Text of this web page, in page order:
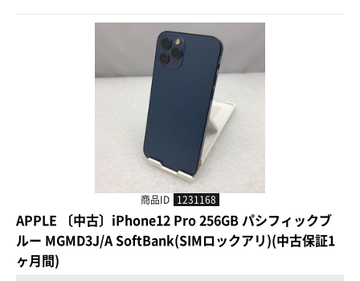
商品ID 1231168
APPLE 〔中古〕iPhone12 Pro 256GB パシフィックブ
ルー MGMD3J/A SoftBank(SIMロックアリ)(中古保証1
ヶ月間)